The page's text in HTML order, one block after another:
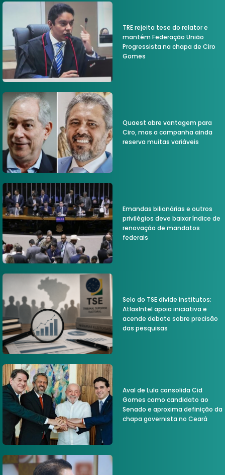
TRE rejeita tese do relator e
mantém Federação União
Progressista na chapa de Ciro
Gomes
Quaest abre vantagem para
Ciro, mas a campanha ainda
reserva muitas variáveis
Emandas bilionárias e outros
privilégios deve baixar índice de
renovação de mandatos
federais
Selo do TSE divide institutos;
AtlasIntel apoia iniciativa e
acende debate sobre precisão
das pesquisas
Aval de Lula consolida Cid
Gomes como candidato ao
Senado e aproxima definição da
chapa governista no Ceará